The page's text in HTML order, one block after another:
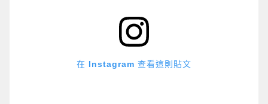
在 Instagram 查看這則貼文